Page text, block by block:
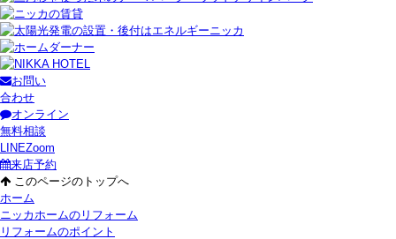
お問い
合わせ
オンライン
無料相談
LINEZoom
来店予約
このページのトップへ
ホーム
ニッカホームのリフォーム
リフォームのポイント